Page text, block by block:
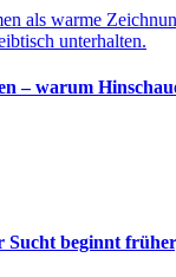
– warum
Sucht beginnt